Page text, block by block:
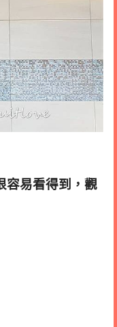
容易看得到，觀